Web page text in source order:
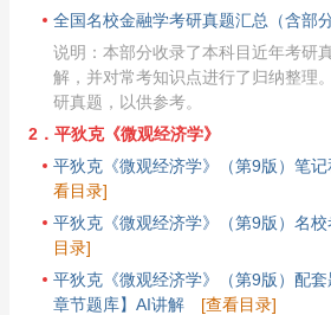
全国名校金融学考研真题汇总（含部分
说明：本部分收录了本科目近年考研
解，并对常考知识点进行了归纳整理
研真题，以供参考。
2．平狄克《微观经济学》
平狄克《微观经济学》（第9版）笔
看目录]
平狄克《微观经济学》（第9版）名
目录]
平狄克《微观经济学》（第9版）配
章节题库】AI讲解
[查看目录]